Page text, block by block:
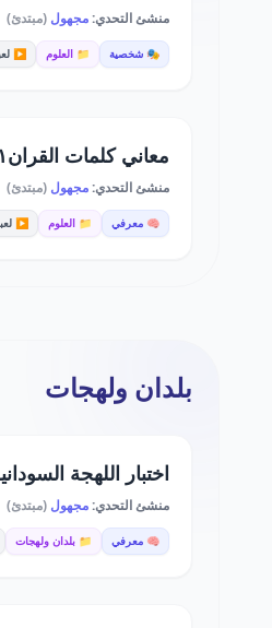
منشئ التحدي:مجهول (مبتدئ)
🎭 شخصية 📁 العلوم ▶️
معاني كلمات القران١
منشئ التحدي:مجهول (مبتدئ)
🧠 معرفي 📁 العلوم ▶️
بلدان ولهجات
اختبار اللهجة
منشئ التحدي:مجهول (مبتدئ)
🧠 معرفي 📁 بلدان ولهجات